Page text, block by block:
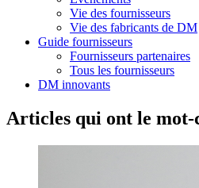
Vie des fournisseurs
Vie des fabricants de DM
Guide fournisseurs
Fournisseurs partenaires
Tous les fournisseurs
DM innovants
Articles qui ont le